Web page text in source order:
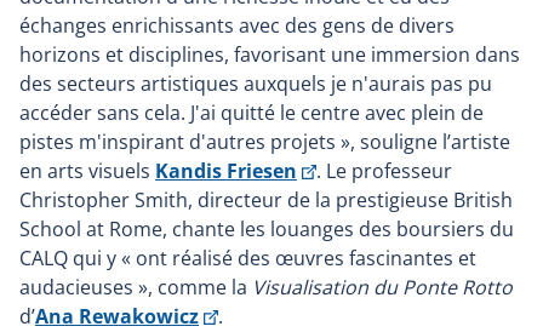
échanges enrichissants avec des gens de divers
horizons et disciplines, favorisant une immersion dans
des secteurs artistiques auxquels je n'aurais pas pu
accéder sans cela. J'ai quitté le centre avec plein de
pistes m'inspirant d'autres projets », souligne l’artiste
en arts visuels Kandis Friesen
Ce
lien
s'ouvrira
dans
une
. Le professeur
Christopher Smith, directeur de la prestigieuse British
School at Rome, chante les louanges des boursiers du
CALQ qui y « ont réalisé des œuvres fascinantes et
audacieuses », comme la Visualisation du Ponte Rotto
d’Ana Rewakowicz
Ce
.